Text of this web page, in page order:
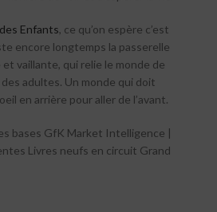
des Enfants, ce qu’on espère c’est
encore longtemps la passerelle
vaillante, qui relie le monde de
des adultes. Un monde qui doit
en arrière pour aller de l’avant.
bases GfK Market Intelligence |
Livres neufs en circuit Grand